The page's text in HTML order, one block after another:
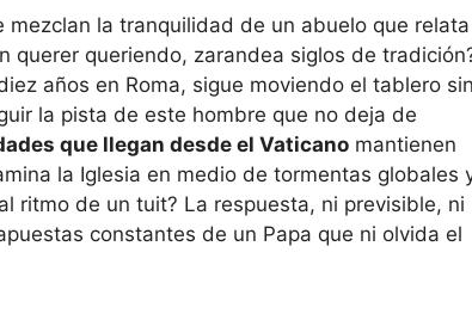
mezclan la tranquilidad de un abuelo que relata
querer queriendo, zarandea siglos de
años en Roma, sigue moviendo el tablero sin
la pista de este hombre que no deja de
que llegan desde el Vaticanomantienen
la Iglesia en medio de tormentas globales
ritmo de un tuit? La respuesta, ni previsible, ni
constantes de un Papa que ni olvida el